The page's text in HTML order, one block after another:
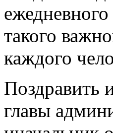
такого
каждого
Поздравить
главы